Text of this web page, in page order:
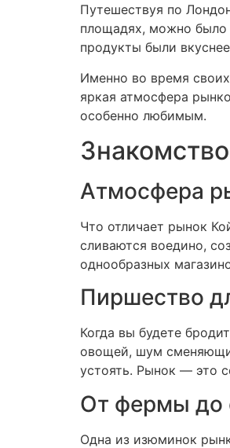
Путешествуя по
площадях, можно было
продукты были
Именно во время
яркая атмосфера
особенно любимым.
Атмосфера
Что отличает рынок
сливаются воедино,
однообразных
Пиршество
Когда вы будете
овощей, шум
устоять. Рынок — это
От фермы до
Одна из изюминок